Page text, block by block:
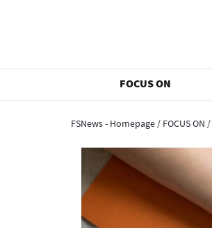
FOCUS ON
FSNews - Homepage / FOCUS ON /